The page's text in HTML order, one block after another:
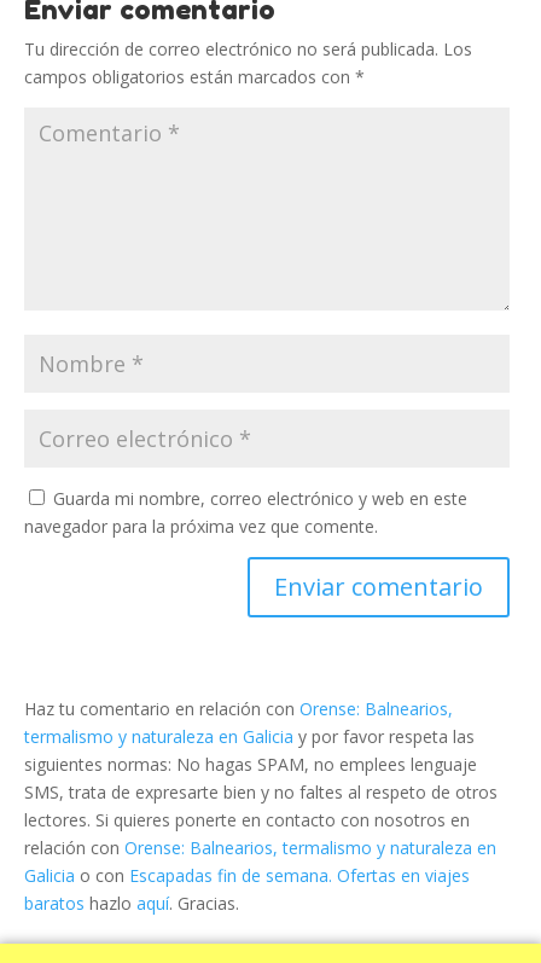
Enviar comentario
Tu dirección de correo electrónico no será publicada. Los
campos obligatorios están marcados con *
Guarda mi nombre, correo electrónico y web en este
navegador para la próxima vez que comente.
Haz tu comentario en relación con Orense: Balnearios,
termalismo y naturaleza en Galicia y por favor respeta las
siguientes normas: No hagas SPAM, no emplees lenguaje
SMS, trata de expresarte bien y no faltes al respeto de otros
lectores. Si quieres ponerte en contacto con nosotros en
relación con Orense: Balnearios, termalismo y naturaleza en
Galicia o con Escapadas fin de semana. Ofertas en viajes
baratos hazlo aquí. Gracias.